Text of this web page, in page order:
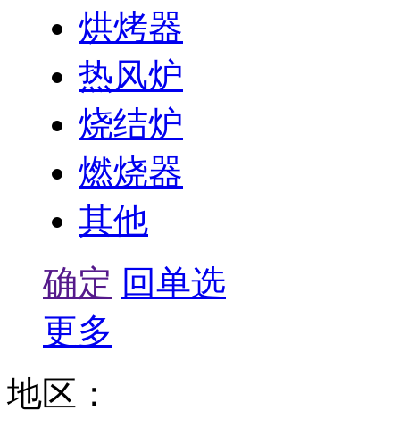
烘烤器
热风炉
烧结炉
燃烧器
其他
确定 回单选
更多
地区：